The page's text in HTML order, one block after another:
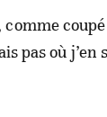
pas où j’en